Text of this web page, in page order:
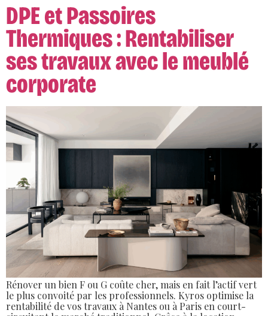
DPE et Passoires
Thermiques : Rentabiliser
ses travaux avec le meublé
corporate
Rénover un bien F ou G coûte cher, mais en fait l’actif vert
le plus convoité par les professionnels. Kyros optimise la
rentabilité de vos travaux à Nantes ou à Paris en court-